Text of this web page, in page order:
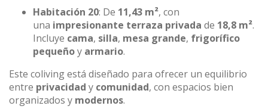
Habitación 20: De 11,43 m², con
una impresionante terraza privada de 18,8 m².
Incluye cama, silla, mesa grande, frigorífico
pequeñoy armario.
Este coliving está diseñado para ofrecer un equilibrio
entre privacidad y comunidad, con espacios bien
organizados y modernos.